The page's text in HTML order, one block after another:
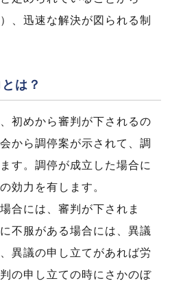
、迅速な解決が図られる制
は？
初めから審判が下されるの
から調停案が示されて、調
す。調停が成立した場合に
効力を有します。
合には、審判が下されま
不服がある場合には、異議
異議の申し立てがあれば労
の申し立ての時にさかのぼ